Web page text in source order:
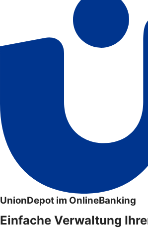
UnionDepot im OnlineBanking
Einfache Verwaltung